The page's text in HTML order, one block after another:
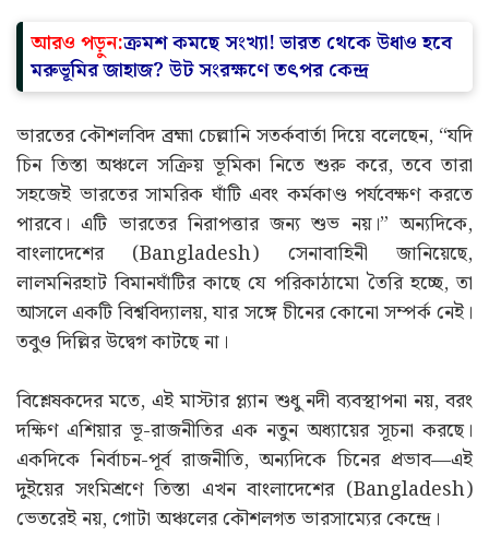
আরও পড়ুন:ক্রমশ কমছে সংখ্যা! ভারত থেকে উধাও হবে
মরুভূমির জাহাজ? উট সংরক্ষণে তৎপর কেন্দ্র
ভারতের কৌশলবিদ ব্রহ্মা চেল্লানি সতর্কবার্তা দিয়ে বলেছেন, “যদি
চিন তিস্তা অঞ্চলে সক্রিয় ভূমিকা নিতে শুরু করে, তবে তারা
সহজেই ভারতের সামরিক ঘাঁটি এবং কর্মকাণ্ড পর্যবেক্ষণ করতে
পারবে। এটি ভারতের নিরাপত্তার জন্য শুভ নয়।” অন্যদিকে,
বাংলাদেশের (Bangladesh) সেনাবাহিনী জানিয়েছে,
লালমনিরহাট বিমানঘাঁটির কাছে যে পরিকাঠামো তৈরি হচ্ছে, তা
আসলে একটি বিশ্ববিদ্যালয়, যার সঙ্গে চীনের কোনো সম্পর্ক নেই।
তবুও দিল্লির উদ্বেগ কাটছে না।
বিশ্লেষকদের মতে, এই মাস্টার প্ল্যান শুধু নদী ব্যবস্থাপনা নয়, বরং
দক্ষিণ এশিয়ার ভূ-রাজনীতির এক নতুন অধ্যায়ের সূচনা করছে।
একদিকে নির্বাচন-পূর্ব রাজনীতি, অন্যদিকে চিনের প্রভাব—এই
দুইয়ের সংমিশ্রণে তিস্তা এখন বাংলাদেশের (Bangladesh)
ভেতরেই নয়, গোটা অঞ্চলের কৌশলগত ভারসাম্যের কেন্দ্রে।